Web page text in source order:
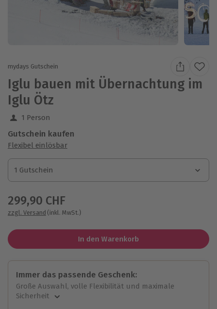
mydays Gutschein
Iglu bauen mit Übernachtung im
Iglu Ötz
1 Person
Gutschein kaufen
Flexibel einlösbar
1 Gutschein
1 Gutschein
1 Gutschein
299,90 CHF
zzgl. Versand (inkl. MwSt.)
In den Warenkorb
Immer das passende Geschenk:
Große Auswahl, volle Flexibilität und maximale
Sicherheit